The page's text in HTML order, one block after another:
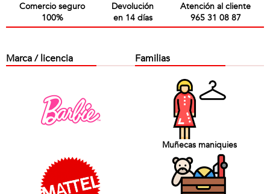
Comercio seguro
100%
Devolución
en 14 días
Atención al cliente
965 31 08 87
Marca / licencia Familias
Muñecas maniquies